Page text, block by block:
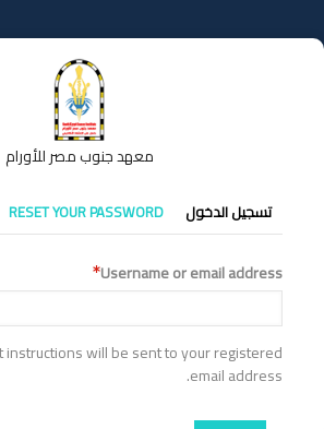
إلى
المحتوى
معهد جنوب مصر للأورام
التبويبات
الأساسية
تسجيل الدخول RESET YOUR PASSWORD
Username or email address
will be sent to your registered
email address.